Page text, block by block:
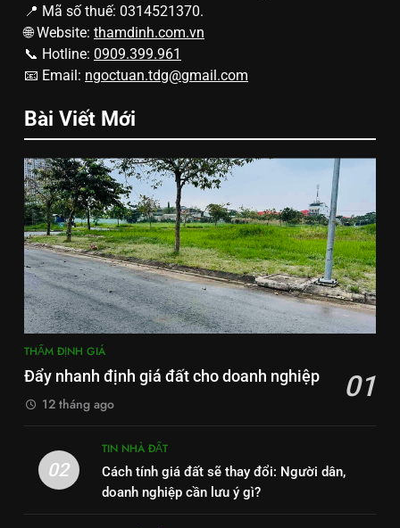
📍 Mã số thuế: 0314521370.
🌐 Website: thamdinh.com.vn
📞 Hotline: 0909.399.961
📧 Email: ngoctuan.tdg@gmail.com
Bài Viết Mới
THẨM ĐỊNH GIÁ
Đẩy nhanh định giá đất cho doanh nghiệp 01
12 tháng ago
02
TIN NHÀ ĐẤT
Cách tính giá đất sẽ thay đổi: Người dân,
doanh nghiệp cần lưu ý gì?